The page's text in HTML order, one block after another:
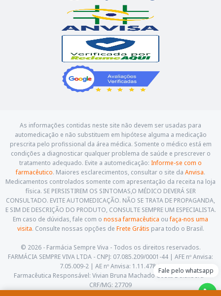
Fale pelo whatsapp
As informações contidas neste site não devem ser usadas para
automedicação e não substituem em hipótese alguma a medicação
prescrita pelo profissional da área médica. Somente o médico está em
condições a diagnosticar qualquer problema de saúde e prescrever o
tratamento adequado. Evite a automedicação: Informe-se com o
farmacêutico. Maiores esclarecimentos, consultar o site da Anvisa.
Medicamentos controlados somente com apresentação da receita na loja
física. SE PERSISTIREM OS SINTOMAS,O MÉDICO DEVERÁ SER
CONSULTADO. EVITE AUTOMEDICAÇÃO. NÃO SE TRATA DE PROPAGANDA,
E SIM DE DESCRIÇÃO DO PRODUTO, CONSULTE SEMPRE UM ESPECIALISTA.
Em caso de dúvidas, fale com o nossa farmacêutica oufaça-nos uma
visita. Consulte nossas opções de Frete Grátis para todo o Brasil.
© 2026 - Farmácia Sempre Viva - Todos os direitos reservados.
FARMÁCIA SEMPRE VIVA LTDA - CNPJ: 07.085.209/0001-44 | AFE nº Anvisa:
7.05.009-2 | AE nº Anvisa: 1.11.478-5
Farmacêutica Responsável: Vivian Bruna Machado Costa Delalibera -
CRF/MG: 27709